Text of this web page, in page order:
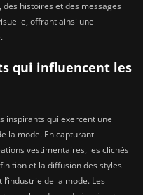
histoires et des messages
offrant ainsi une
qui influencent les
inspirants qui exercent une
la mode. En capturant
vestimentaires, les clichés
et la diffusion des styles
de la mode. Les